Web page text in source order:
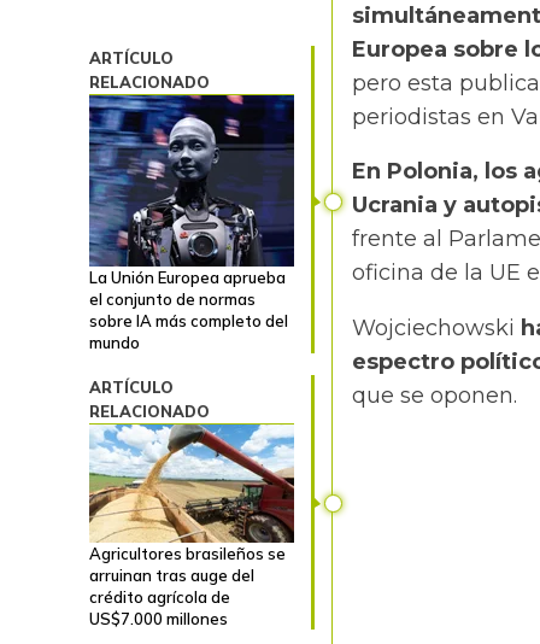
Europea sobre
pero esta
periodistas en
ARTÍCULO
RELACIONADO
La Unión Europea aprueba
el conjunto de normas
sobre IA más completo del
mundo
En Polonia, los
Ucrania y
frente al
oficina de la UE
ARTÍCULO
RELACIONADO
Agricultores brasileños se
arruinan tras auge del
crédito agrícola de
US$7.000 millones
Wojciechowski
espectro
que se oponen.